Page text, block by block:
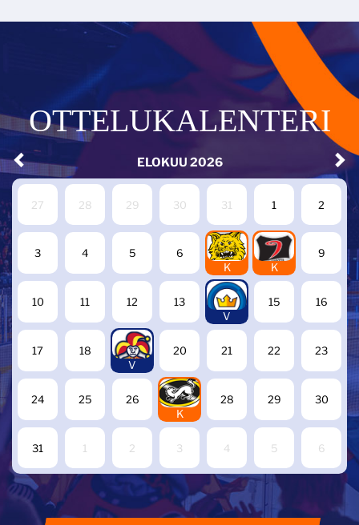
OTTELUKALENTERI
ELOKUU 2026
27 28 29 30 31 1 2
3 4 5 6
7
K
8
K
9
10 11 12 13
14
V
15 16
17 18
19
V
20 21 22 23
24 25 26
27
K
28 29 30
31 1 2 3 4 5 6